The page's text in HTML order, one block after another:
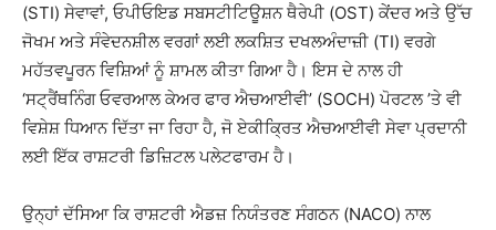
(STI) ਸੇਵਾਵਾਂ, ਓਪੀਓਇਡ ਸਬਸਟੀਟਿਊਸ਼ਨ ਥੈਰੇਪੀ (OST) ਕੇਂਦਰ ਅਤੇ ਉੱਚ
ਜੋਖਮ ਅਤੇ ਸੰਵੇਦਨਸ਼ੀਲ ਵਰਗਾਂ ਲਈ ਲਕਸ਼ਿਤ ਦਖਲਅੰਦਾਜ਼ੀ (TI) ਵਰਗੇ
ਮਹੱਤਵਪੂਰਨ ਵਿਸ਼ਿਆਂ ਨੂੰ ਸ਼ਾਮਲ ਕੀਤਾ ਗਿਆ ਹੈ। ਇਸ ਦੇ ਨਾਲ ਹੀ
‘ਸਟ੍ਰੈਂਥਨਿੰਗ ਓਵਰਆਲ ਕੇਅਰ ਫਾਰ ਐਚਆਈਵੀ’ (SOCH) ਪੋਰਟਲ ’ਤੇ ਵੀ
ਵਿਸ਼ੇਸ਼ ਧਿਆਨ ਦਿੱਤਾ ਜਾ ਰਿਹਾ ਹੈ, ਜੋ ਏਕੀਕ੍ਰਿਤ ਐਚਆਈਵੀ ਸੇਵਾ ਪ੍ਰਦਾਨੀ
ਲਈ ਇੱਕ ਰਾਸ਼ਟਰੀ ਡਿਜ਼ਿਟਲ ਪਲੇਟਫਾਰਮ ਹੈ।
ਉਨ੍ਹਾਂ ਦੱਸਿਆ ਕਿ ਰਾਸ਼ਟਰੀ ਐਡਜ਼ ਨਿਯੰਤਰਣ ਸੰਗਠਨ (NACO) ਨਾਲ